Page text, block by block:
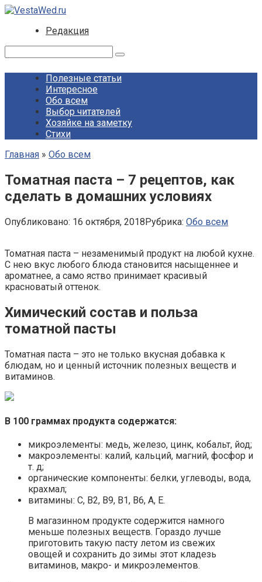
Перейти
контенту
Редакция
Полезные статьи
Интересное
Обо всем
Выбор читателей
Хозяйке на заметку
Стихи
Главная » Обо всем
Томатная паста – 7 рецептов, как
сделать в домашних условиях
Опубликовано: 16 октября, 2018Рубрика: Обо всем
Томатная паста – незаменимый продукт на любой кухне.
С нею вкус любого блюда становится насыщеннее и
ароматнее, а само яство принимает красивый
красноватый оттенок.
Химический состав и польза
томатной пасты
Томатная паста – это не только вкусная добавка к
блюдам, но и ценный источник полезных веществ и
витаминов.
В 100 граммах продукта содержатся:
микроэлементы: медь, железо, цинк, кобальт, йод;
макроэлементы: калий, кальций, магний, фосфор и
т. д;
органические компоненты: белки, углеводы, вода,
крахмал;
витамины: С, В2, В9, В1, В6, А, Е.
В магазинном продукте содержится намного
меньше полезных веществ. Гораздо лучше
приготовить такую пасту летом из свежих
овощей и сохранить до зимы этот кладезь
витаминов, макро- и микроэлементов.